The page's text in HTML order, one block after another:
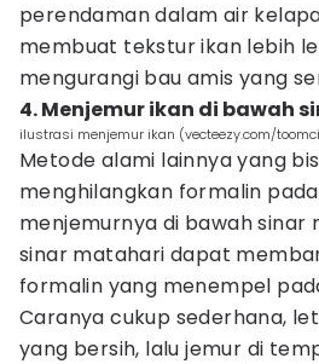
perendaman dalam air
membuat tekstur ikan lebih
mengurangi bau amis yang
4. Menjemur ikan di bawah
ilustrasi menjemur ikan (vecteezy.com/
Metode alami lainnya yang
menghilangkan formalin
menjemurnya di bawah sinar
sinar matahari dapat
formalin yang menempel
Caranya cukup sederhana,
yang bersih, lalu jemur di